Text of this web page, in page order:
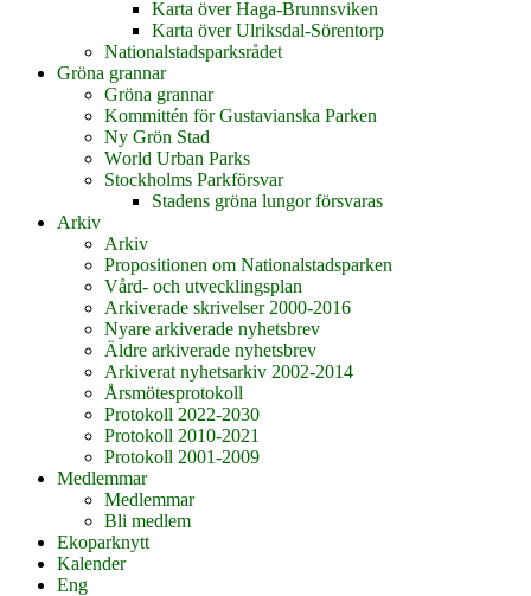
Karta över Haga-Brunnsviken
Karta över Ulriksdal-Sörentorp
Nationalstadsparksrådet
Gröna grannar
Gröna grannar
Kommittén för Gustavianska Parken
Ny Grön Stad
World Urban Parks
Stockholms Parkförsvar
Stadens gröna lungor försvaras
Arkiv
Arkiv
Propositionen om Nationalstadsparken
Vård- och utvecklingsplan
Arkiverade skrivelser 2000-2016
Nyare arkiverade nyhetsbrev
Äldre arkiverade nyhetsbrev
Arkiverat nyhetsarkiv 2002-2014
Årsmötesprotokoll
Protokoll 2022-2030
Protokoll 2010-2021
Protokoll 2001-2009
Medlemmar
Medlemmar
Bli medlem
Ekoparknytt
Kalender
Eng